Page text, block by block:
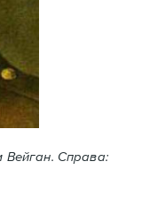
Вейган. Справа: